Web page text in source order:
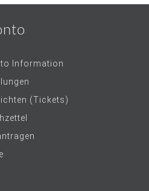
Information
(Tickets)